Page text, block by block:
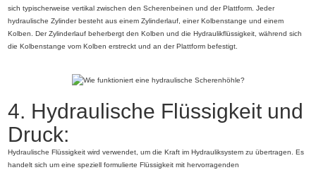
sich typischerweise vertikal zwischen den Scherenbeinen und der Plattform. Jeder
hydraulische Zylinder besteht aus einem Zylinderlauf, einer Kolbenstange und einem
Kolben. Der Zylinderlauf beherbergt den Kolben und die Hydraulikflüssigkeit, während sich
die Kolbenstange vom Kolben erstreckt und an der Plattform befestigt.
4. Hydraulische Flüssigkeit und
Druck:
Hydraulische Flüssigkeit wird verwendet, um die Kraft im Hydrauliksystem zu übertragen. Es
handelt sich um eine speziell formulierte Flüssigkeit mit hervorragenden